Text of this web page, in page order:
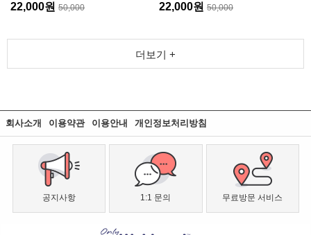
22,000원 50,000 22,000원 50,000
더보기 +
회사소개 이용약관 이용안내 개인정보처리방침
공지사항 1:1 문의 무료방문 서비스